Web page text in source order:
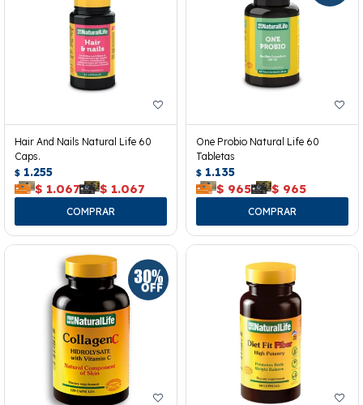
Hair And Nails Natural Life 60
Caps.
$ 1.255
$ 1.067 $ 1.067
One Probio Natural Life 60
Tabletas
$ 1.135
$ 965 $ 965